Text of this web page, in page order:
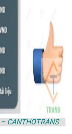
CANTHOTRANS